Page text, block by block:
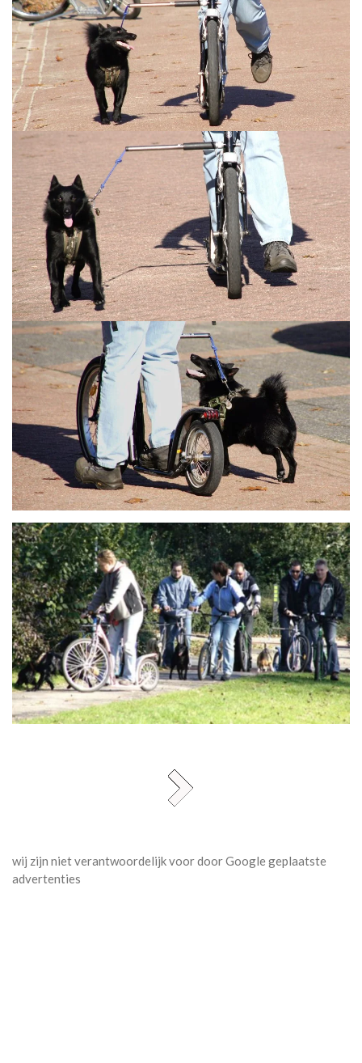
wij zijn niet verantwoordelijk voor door Google geplaatste
advertenties